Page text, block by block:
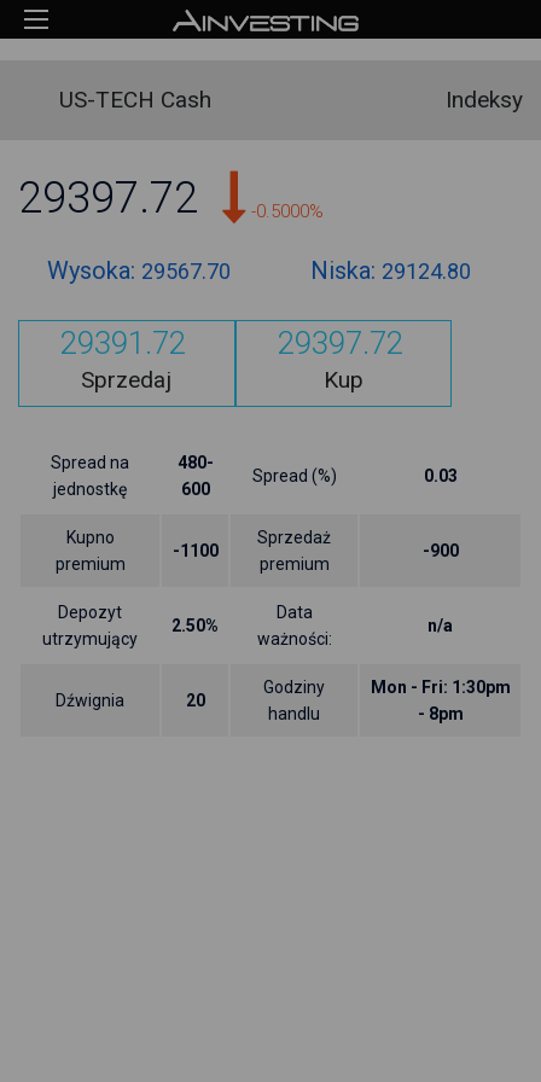
US-TECH Cash Indeksy
29397.72 -0.5000%
Wysoka: 29567.70 Niska: 29124.80
29391.72
Sprzedaj
29397.72
Kup
Spread na
jednostkę
480-
600
Spread (%) 0.03
Kupno
premium
-1100
Sprzedaż
premium
-900
Depozyt
utrzymujący
2.50%
Data
ważności:
n/a
Dźwignia 20
Godziny
handlu
Mon - Fri: 1:30pm
- 8pm